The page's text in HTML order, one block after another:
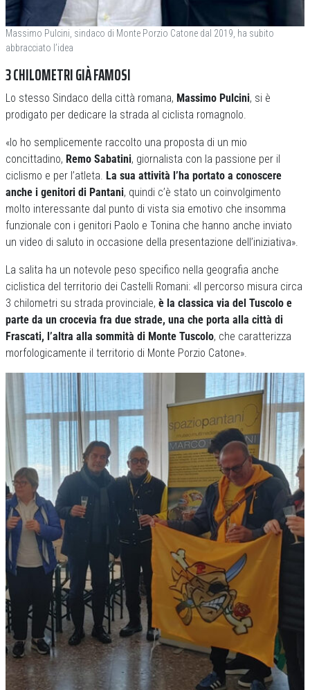
Massimo Pulcini, sindaco di Monte Porzio Catone dal 2019, ha subito
abbracciato l’idea
3 CHILOMETRI GIÀ FAMOSI
Lo stesso Sindaco della città romana, Massimo Pulcini, si è
prodigato per dedicare la strada al ciclista romagnolo.
«Io ho semplicemente raccolto una proposta di un mio
concittadino, Remo Sabatini, giornalista con la passione per il
ciclismo e per l’atleta. La sua attività l’ha portato a conoscere
anche i genitori di Pantani, quindi c’è stato un coinvolgimento
molto interessante dal punto di vista sia emotivo che insomma
funzionale con i genitori Paolo e Tonina che hanno anche inviato
un video di saluto in occasione della presentazione dell’iniziativa».
La salita ha un notevole peso specifico nella geografia anche
ciclistica del territorio dei Castelli Romani: «Il percorso misura circa
3 chilometri su strada provinciale, è la classica via del Tuscolo e
parte da un crocevia fra due strade, una che porta alla città di
Frascati, l’altra alla sommità di Monte Tuscolo, che caratterizza
morfologicamente il territorio di Monte Porzio Catone».